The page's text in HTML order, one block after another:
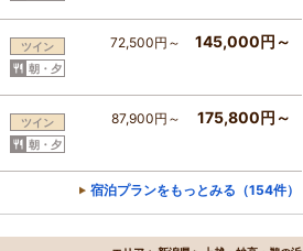
ツイン
朝・夕
72,500円～ 145,000円～
ツイン
朝・夕
87,900円～ 175,800円～
宿泊プランをもっとみる（154件）